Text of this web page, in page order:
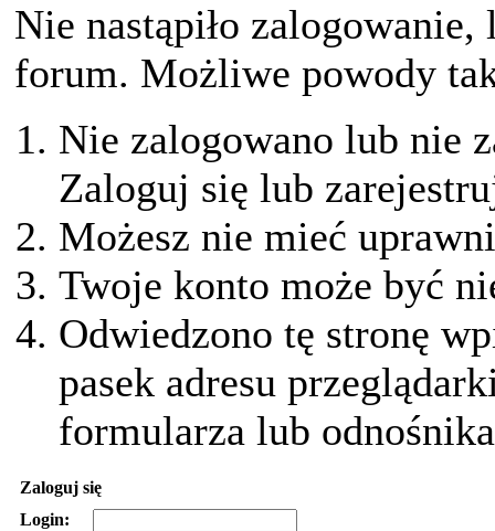
Nie nastąpiło
forum. Możliwe powody
Nie zalogowano lub nie
Zaloguj się lub
Możesz nie mieć
Twoje konto może być
Odwiedzono tę stronę
pasek adresu
formularza lub
Zaloguj się
Login: